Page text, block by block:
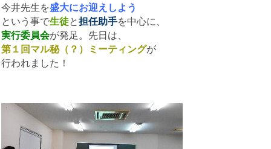
今井先生を盛大にお迎えしよう
という事で生徒と担任助手を中心に、
実行委員会が発足。先日は、
第１回マル秘（？）ミーティングが
行われました！